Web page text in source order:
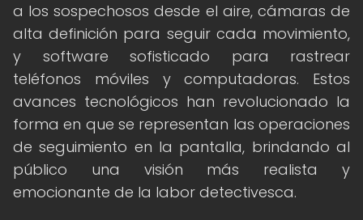
a los sospechosos desde el aire, cámaras de
alta definición para seguir cada movimiento,
y software sofisticado para rastrear
teléfonos móviles y computadoras. Estos
avances tecnológicos han revolucionado la
forma en que se representan las operaciones
de seguimiento en la pantalla, brindando al
público una visión más realista y
emocionante de la labor detectivesca.